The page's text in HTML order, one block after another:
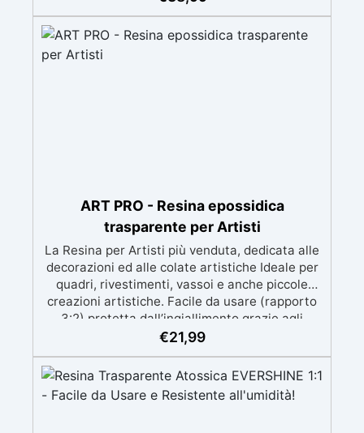
BPA/VOC free e certificata per il contatto
prolungato con la pelle.
ART PRO - Resina epossidica
trasparente per Artisti
La Resina per Artisti più venduta, dedicata alle
decorazioni ed alle colate artistiche Ideale per
quadri, rivestimenti, vassoi e anche piccole
creazioni artistiche. Facile da usare (rapporto
3:2) protetta dall’ingiallimento grazie agli
speciali filtri UV Formula densa : non cola via,
in 12-24h garantendo una superficie lucida e
brillante
€21,99